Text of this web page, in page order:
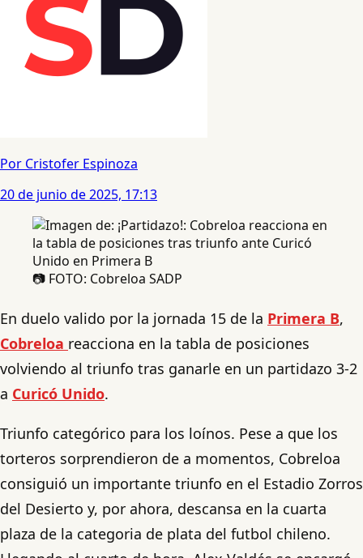
Por Cristofer Espinoza
20 de junio de 2025, 17:13
📷 FOTO: Cobreloa SADP
En duelo valido por la jornada 15 de la Primera B,
Cobreloa reacciona en la tabla de posiciones
volviendo al triunfo tras ganarle en un partidazo 3-2
a Curicó Unido.
Triunfo categórico para los loínos. Pese a que los
torteros sorprendieron de a momentos, Cobreloa
consiguió un importante triunfo en el Estadio Zorros
del Desierto y, por ahora, descansa en la cuarta
plaza de la categoria de plata del futbol chileno.